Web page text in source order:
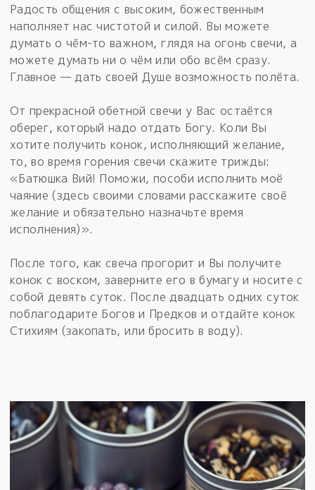
Радость общения с высоким, божественным
наполняет нас чистотой и силой. Вы можете
думать о чём-то важном, глядя на огонь свечи, а
можете думать ни о чём или обо всём сразу.
Главное — дать своей Душе возможность полёта.
От прекрасной обетной свечи у Вас остаётся
оберег, который надо отдать Богу. Коли Вы
хотите получить конок, исполняющий желание,
то, во время горения свечи скажите трижды:
«Батюшка Вий! Поможи, пособи исполнить моё
чаяние (здесь своими словами расскажите своё
желание и обязательно назначьте время
исполнения)».
После того, как свеча прогорит и Вы получите
конок с воском, заверните его в бумагу и носите с
собой девять суток. После двадцать одних суток
поблагодарите Богов и Предков и отдайте конок
Стихиям (закопать, или бросить в воду).